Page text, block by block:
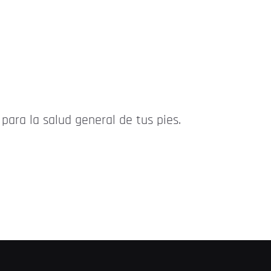
la salud general de tus pies.